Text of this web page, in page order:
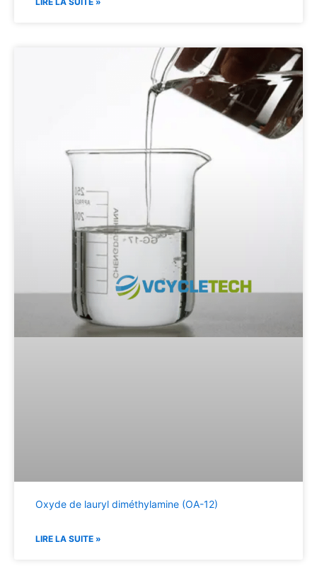
Oxyde de lauryl diméthylamine (OA-12)
LIRE LA SUITE »